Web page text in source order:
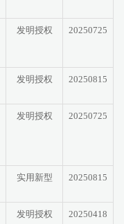
发明授权 20250725
发明授权 20250815
发明授权 20250725
实用新型 20250815
发明授权 20250418